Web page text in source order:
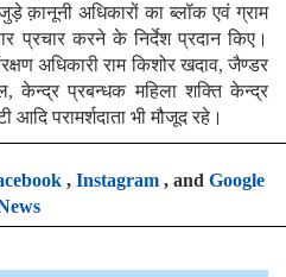
क़ानूनी अधिकारों का ब्लॉक एवं ग्राम
प्रचार करने के निर्देश प्रदान किए।
अधिकारी राम किशोर खदाव, जैण्डर
केन्द्र प्रबन्धक महिला शक्ति केन्द्र
आदि परामर्शदाता भी मौजूद रहे।
, Instagram, and Google